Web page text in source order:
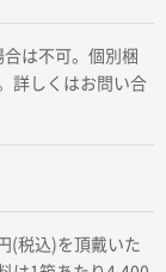
合は不可。個別梱
詳しくはお問い合
(税込)を頂戴いた